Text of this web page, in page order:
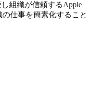
組織が信頼するApple
仕事を簡素化すること